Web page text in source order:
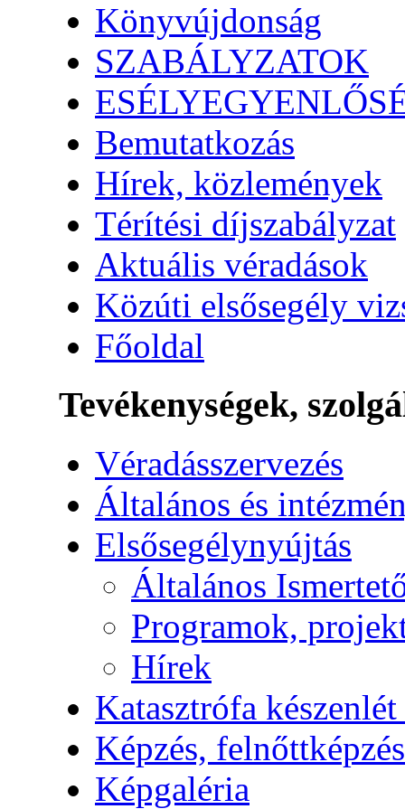
Könyvújdonság
SZABÁLYZATOK
Bemutatkozás
Hírek, közlemények
Térítési díjszabályzat
Aktuális véradások
Közúti elsősegély
Főoldal
Tevékenységek,
Véradásszervezés
Általános és
Elsősegélynyújtás
Általános
Programok,
Hírek
Katasztrófa
Képzés, felnőttképzés
Képgaléria